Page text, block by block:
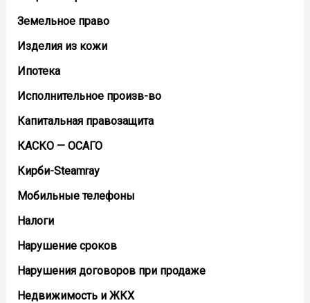
Земельное право
Изделия из кожи
Ипотека
Исполнительное произв-во
Капитальная правозащита
КАСКО — ОСАГО
Кирби-Steamray
Мобильные телефоны
Налоги
Нарушение сроков
Нарушения договоров при продаже
Недвижимость и ЖКХ